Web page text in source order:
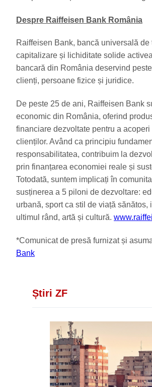
Despre Raiffeisen Bank România
Raiffeisen Bank, bancă universală de
capitalizare și lichiditate solide
bancară din România deservind
clienți, persoane fizice și juridice.
De peste 25 de ani, Raiffeisen Bank
economic din România, oferind
financiare dezvoltate pentru a
clienților. Având ca principiu
responsabilitatea, contribuim la
prin finanțarea economiei reale și
Totodată, suntem implicați în
susținerea a 5 piloni de dezvoltare:
urbană, sport ca stil de viață sănătos,
ultimul rând, artă și cultură.
*Comunicat de presă furnizat și
Bank
Știri ZF